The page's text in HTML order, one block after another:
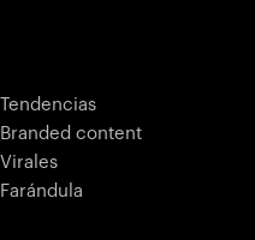
Tendencias
Branded content
Virales
Farándula